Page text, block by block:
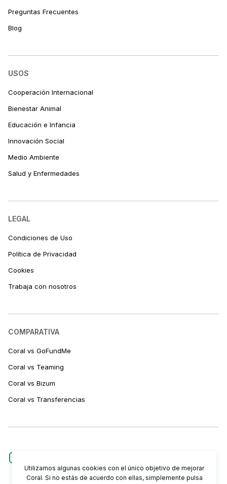
Preguntas Frecuentes
Blog
USOS
Cooperación Internacional
Bienestar Animal
Educación e Infancia
Innovación Social
Medio Ambiente
Salud y Enfermedades
LEGAL
Condiciones de Uso
Política de Privacidad
Cookies
Trabaja con nosotros
COMPARATIVA
Coral vs GoFundMe
Coral vs Teaming
Coral vs Bizum
Coral vs Transferencias
Utilizamos algunas cookies con el único objetivo de mejorar
Coral. Si no estás de acuerdo con ellas, simplemente pulsa